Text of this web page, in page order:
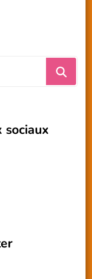
sociaux